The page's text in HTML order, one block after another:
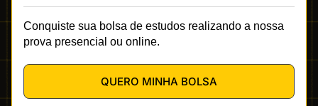
Conquiste sua bolsa de estudos realizando a nossa
prova presencial ou online.
QUERO MINHA BOLSA